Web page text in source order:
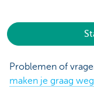
Problemen of
maken je graag